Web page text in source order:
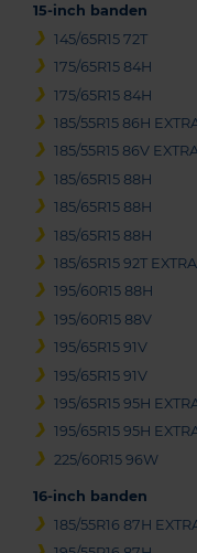
15-inch banden
145/65R15 72T
175/65R15 84H
175/65R15 84H
185/55R15 86H
185/55R15 86V
185/65R15 88H
185/65R15 88H
185/65R15 88H
185/65R15 92T
195/60R15 88H
195/60R15 88V
195/65R15 91V
195/65R15 91V
195/65R15 95H
195/65R15 95H
225/60R15 96W
16-inch banden
185/55R16 87H